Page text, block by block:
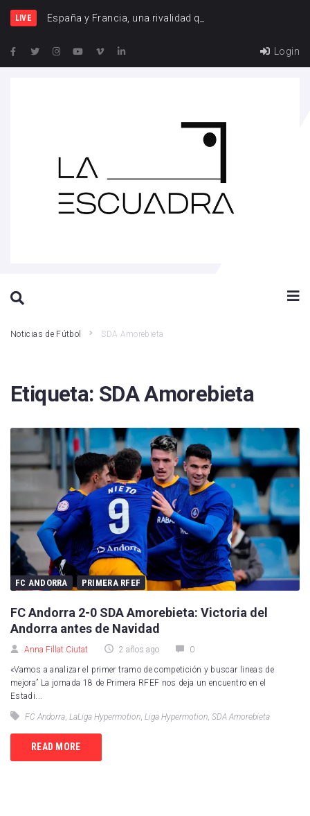
LIVE España y Francia, una rivalidad que vuelve
Login
Noticias de Fútbol SDA Amorebieta
Etiqueta: SDA Amorebieta
FC ANDORRA PRIMERA RFEF
FC Andorra 2-0 SDA Amorebieta: Victoria del
Andorra antes de Navidad
Anna Fillat Ciutat 2 años ago 0
«Vamos a analizar el primer tramo de competición y buscar lineas de
mejora” La jornada 18 de Primera RFEF nos deja un encuentro en el
Estadi...
FC Andorra LaLiga Hypermotion Liga Hypermotion SDA Amorebieta
READ MORE